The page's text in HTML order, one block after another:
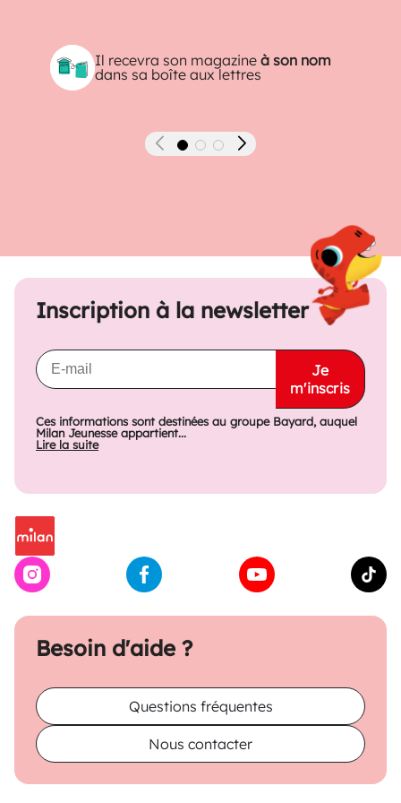
Il recevra son magazineà son nom
dans sa boîte aux lettres
Précédent Suivant
Besoin d'aide ?
Questions fréquentes
Nous contacter
Inscription à la newsletter
Je
m'inscris
Ces informations sont destinées au groupe Bayard, auquel
Milan Jeunesse appartient...
Lire la suite